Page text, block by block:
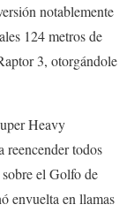
notablemente
124 metros de
3, otorgándole
Heavy
reencender todos
el Golfo de
envuelta en llamas